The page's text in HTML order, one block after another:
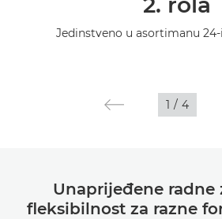
Jedinstveno u asortimanu
1 / 4
Unaprijeđene radne
fleksibilnost za razne